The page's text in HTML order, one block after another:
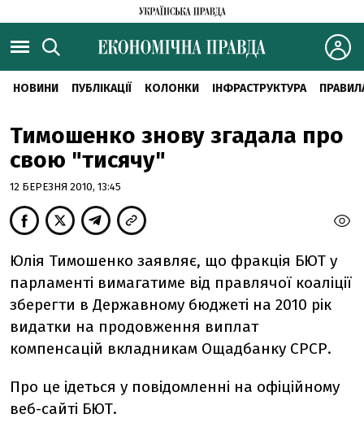
НОВИНИ ПУБЛІКАЦІЇ КОЛОНКИ ІНФРАСТРУКТУРА
Тимошенко знову згадала про
свою "тисячу"
12 БЕРЕЗНЯ 2010, 13:45
Юлія Тимошенко заявляє, що фракція БЮТ у
парламенті вимагатиме від правлячої коаліції
зберегти в Державному бюджеті на 2010 рік
видатки на продовження виплат
компенсацій вкладникам Ощадбанку СРСР.
Про це ідеться у повідомленні на офіційному
веб-сайті БЮТ.